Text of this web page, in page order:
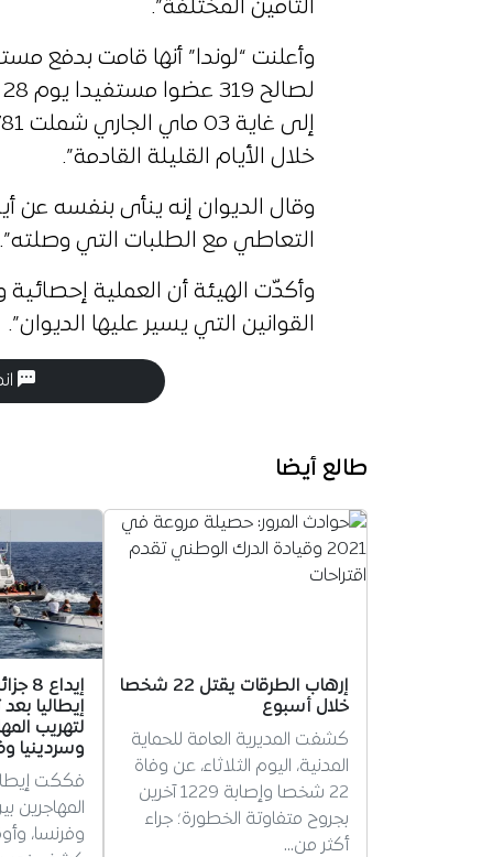
التأمين المختلفة”.
وأعلنت “لوندا” أنها قامت بدفع
خلال الأيام القليلة القادمة”.
وقال الديوان إنه ينأى بنفسه عن
التعاطي مع الطلبات التي وصلته”.
وأكدّت الهيئة أن العملية
القوانين التي يسير عليها الديوان”.
طالع أيضا
إرهاب الطرقات يقتل 22 شخصا
خلال أسبوع
كشفت المديرية العامة للحماية
المدنية، اليوم الثلاثاء، عن وفاة
22 شخصا وإصابة 1229 آخرين
بجروح متفاوتة الخطورة؛ جراء
أكثر من…
إيطاليا
لتهريب
وسردينيا
فككت
المهاجرين